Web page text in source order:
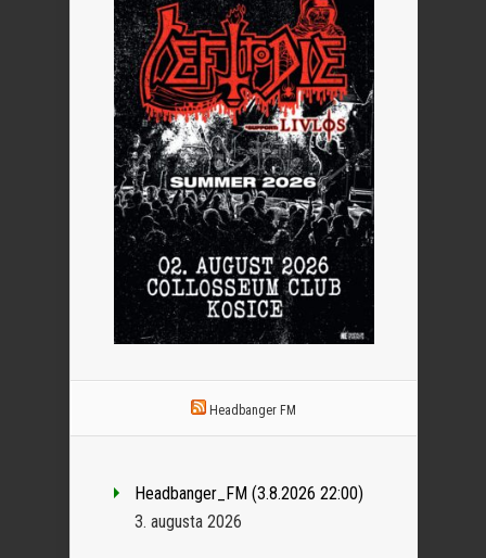
Headbanger FM
Headbanger_FM (3.8.2026 22:00)
3. augusta 2026